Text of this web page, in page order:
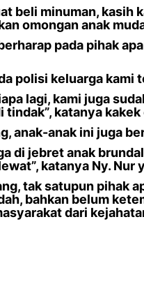
beli minuman, kasih
omongan anak
pada pihak
polisi keluarga kami
lagi, kami juga
tindak”, katanya
anak-anak ini juga
di jebret anak
katanya Ny. Nur
tak satupun pihak
bahkan belum
dari